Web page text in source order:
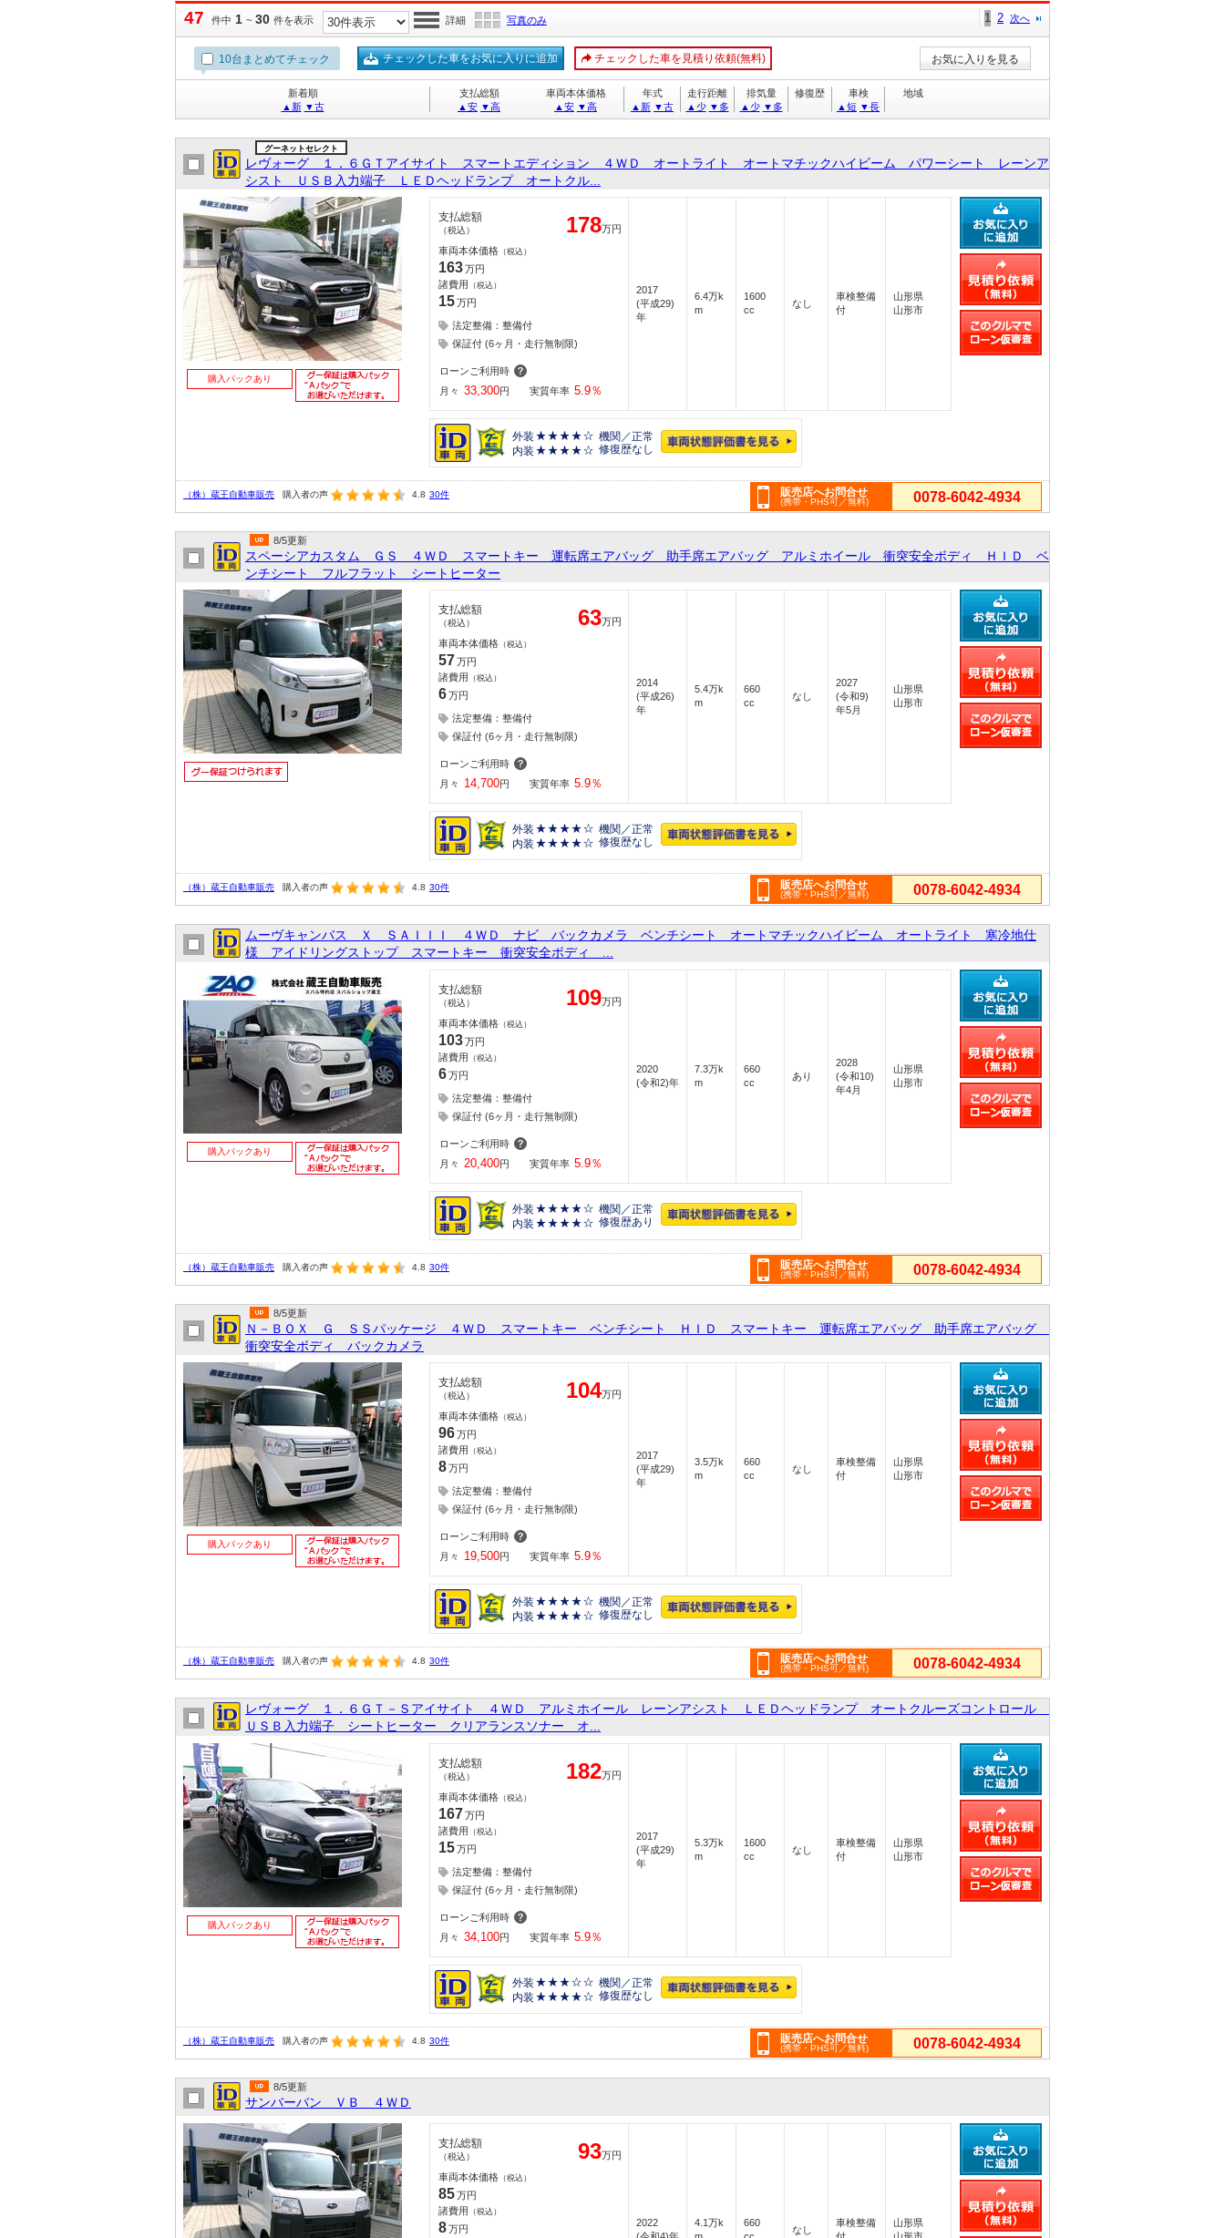
47 件中 1 ~ 30 件を表示 詳細 写真のみ 1 2 次へ
10台まとめてチェック チェックした車をお気に入りに追加 チェックした車を見積り依頼(無料) お気に入りを見る
新着順
▲新 ▼古
支払総額
▲安 ▼高
車両本体価格
▲安 ▼高
年式
▲新 ▼古
走行距離
▲少 ▼多
排気量
▲少 ▼多
修復歴
車検
▲短 ▼長
地域
グーネットセレクト
レヴォーグ １．６ＧＴアイサイト スマートエディション ４ＷＤ オートライト オートマチックハイビーム パワーシート レーンア
シスト ＵＳＢ入力端子 ＬＥＤヘッドランプ オートクル...
購入パックあり
支払総額
（税込） 178万円
車両本体価格 （税込）
163万円
諸費用 （税込）
15万円
法定整備：整備付
保証付 (6ヶ月・走行無制限)
ローンご利用時
月々 33,300円 実質年率 5.9％
2017
(平成29)
年
6.4万k
m
1600
cc
なし
車検整備
付
山形県
山形市
外装
内装
機関／正常
修復歴なし
（株）蔵王自動車販売 購入者の声 4.8 30件 販売店へお問合せ
(携帯・PHS可／無料) 0078-6042-4934
8/5更新
スペーシアカスタム ＧＳ ４ＷＤ スマートキー 運転席エアバッグ 助手席エアバッグ アルミホイール 衝突安全ボディ ＨＩＤ ベ
ンチシート フルフラット シートヒーター
支払総額
（税込） 63万円
車両本体価格 （税込）
57万円
諸費用 （税込）
6万円
法定整備：整備付
保証付 (6ヶ月・走行無制限)
ローンご利用時
月々
14,700円 実質年率 5.9％
2014
(平成26)
年
5.4万k
m
660
cc
なし
2027
(令和9)
年5月
山形県
山形市
外装
内装
機関／正常
修復歴なし
（株）蔵王自動車販売 購入者の声 4.8 30件 販売店へお問合せ
(携帯・PHS可／無料) 0078-6042-4934
ムーヴキャンバス Ｘ ＳＡＩＩＩ ４ＷＤ ナビ バックカメラ ベンチシート オートマチックハイビーム オートライト 寒冷地仕
様 アイドリングストップ スマートキー 衝突安全ボディ ...
購入パックあり
支払総額
（税込） 109万円
車両本体価格 （税込）
103万円
諸費用
（税込）
6万円
法定整備：整備付
保証付 (6ヶ月・走行無制限)
ローンご利用時
月々 20,400円 実質年率 5.9％
2020
(令和2)年
7.3万k
m
660
cc
あり
2028
(令和10)
年4月
山形県
山形市
外装
内装
機関／正常
修復歴あり
（株）蔵王自動車販売 購入者の声 4.8 30件 販売店へお問合せ
(携帯・PHS可／無料) 0078-6042-4934
8/5更新
Ｎ－ＢＯＸ Ｇ ＳＳパッケージ ４ＷＤ スマートキー ベンチシート ＨＩＤ スマートキー 運転席エアバッグ 助手席エアバッグ
衝突安全ボディ バックカメラ
購入パックあり
支払総額
（税込） 104万円
車両本体価格 （税込）
96万円
諸費用
（税込）
8万円
法定整備：整備付
保証付 (6ヶ月・走行無制限)
ローンご利用時
月々
19,500円 実質年率 5.9％
2017
(平成29)
年
3.5万k
m
660
cc
なし
車検整備
付
山形県
山形市
外装
内装
機関／正常
修復歴なし
（株）蔵王自動車販売 購入者の声 4.8 30件 販売店へお問合せ
(携帯・PHS可／無料) 0078-6042-4934
レヴォーグ １．６ＧＴ－Ｓアイサイト ４ＷＤ アルミホイール レーンアシスト ＬＥＤヘッドランプ オートクルーズコントロール
ＵＳＢ入力端子 シートヒーター クリアランスソナー オ...
購入パックあり
支払総額
（税込） 182万円
車両本体価格 （税込）
167万円
諸費用 （税込）
15万円
法定整備：整備付
保証付 (6ヶ月・走行無制限)
ローンご利用時
月々 34,100円 実質年率 5.9％
2017
(平成29)
年
5.3万k
m
1600
cc
なし
車検整備
付
山形県
山形市
外装
内装
機関／正常
修復歴なし
（株）蔵王自動車販売 購入者の声 4.8 30件 販売店へお問合せ
(携帯・PHS可／無料) 0078-6042-4934
8/5更新
サンバーバン ＶＢ ４ＷＤ
支払総額
（税込） 93万円
車両本体価格 （税込）
85万円
諸費用 （税込）
8万円
2022
4.1万k
660
なし
車検整備
山形県